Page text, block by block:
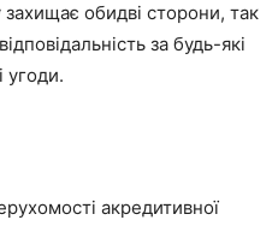
обидві сторони, так
за будь-які
угоди.
акредитивної